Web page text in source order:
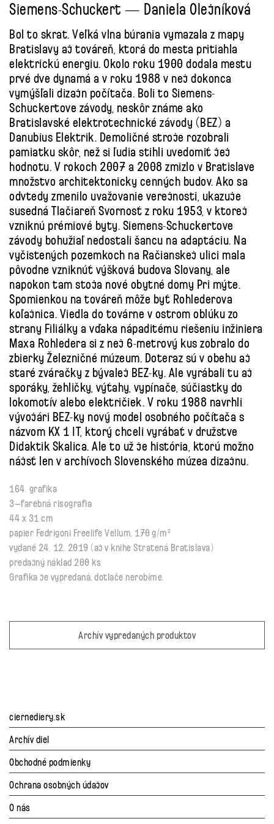
Siemens-Schuckert — Daniela Olejníková
Bol to skrat. Veľká vlna búrania vymazala z mapy
Bratislavy aj továreň, ktorá do mesta pritiahla
elektrickú energiu. Okolo roku 1900 dodala mestu
prvé dve dynamá a v roku 1988 v nej dokonca
vymýšľali dizajn počítača. Boli to Siemens-
Schuckertove závody, neskôr známe ako
Bratislavské elektrotechnické závody (BEZ) a
Danubius Elektrik. Demoličné stroje rozobrali
pamiatku skôr, než si ľudia stihli uvedomiť jej
hodnotu. V rokoch 2007 a 2008 zmizlo v Bratislave
množstvo architektonicky cenných budov. Ako sa
odvtedy zmenilo uvažovanie verejnosti, ukazuje
susedná Tlačiareň Svornosť z roku 1953, v ktorej
vzniknú prémiové byty. Siemens-Schuckertove
závody bohužiaľ nedostali šancu na adaptáciu. Na
vyčistených pozemkoch na Račianskej ulici mala
pôvodne vzniknúť výšková budova Slovany, ale
napokon tam stoja nové obytné domy Pri mýte.
Spomienkou na továreň môže byť Rohlederova
koľajnica. Viedla do továrne v ostrom oblúku zo
strany Filiálky a vďaka nápaditému riešeniu inžiniera
Maxa Rohledera si z nej 6-metrový kus zobralo do
zbierky Železničné múzeum. Doteraz sú v obehu aj
staré zváračky z bývalej BEZ-ky. Ale vyrábali tu aj
sporáky, žehličky, výťahy, vypínače, súčiastky do
lokomotív alebo električiek. V roku 1988 navrhli
vývojári BEZ-ky nový model osobného počítača s
názvom KX 1 IT, ktorý chceli vyrábať v družstve
Didaktik Skalica. Ale to už je história, ktorú možno
nájsť len v archívoch Slovenského múzea dizajnu.
164. grafika
3–farebná risografia
44 x 31 cm
papier Fedrigoni Freelife Vellum, 170 g/m²
vydané 24. 12. 2019 (aj v knihe Stratená Bratislava)
predajný náklad 200 ks
Grafika je vypredaná, dotlače nerobíme.
Archív vypredaných produktov
ciernediery.sk
Archív diel
Obchodné podmienky
Ochrana osobných údajov
O nás